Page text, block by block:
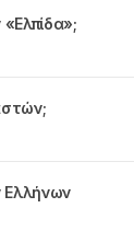
«Ελπίδα»;
Ελλήνων